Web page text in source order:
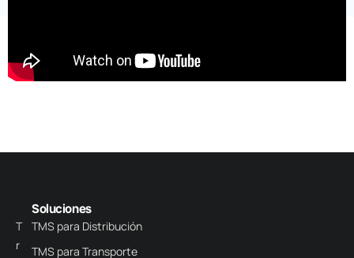
T
r
Soluciones
TMS para Distribución
TMS para Transporte